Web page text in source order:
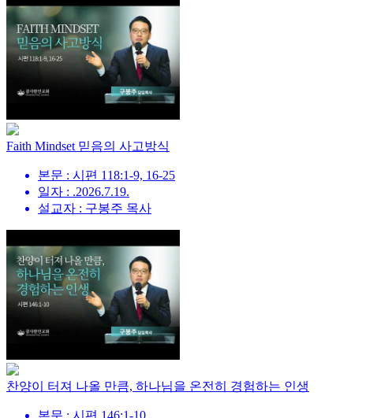
Faith Mindset 믿음의 사고방식
본문 : 시편 118:1-9, 16-25
일자 : .2026.7.19.
설교자 : 구봉주 목사
찬양이 터져 나올 만큼, 하나님을 온전히 경험하는 인생